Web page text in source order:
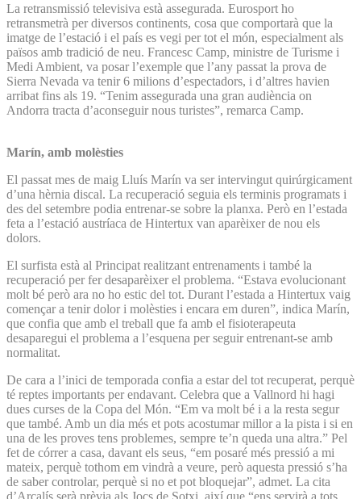
La retransmissió televisiva està assegurada. Eurosport ho
retransmetrà per diversos continents, cosa que comportarà que la
imatge de l’estació i el país es vegi per tot el món, especialment als
països amb tradició de neu. Francesc Camp, ministre de Turisme i
Medi Ambient, va posar l’exemple que l’any passat la prova de
Sierra Nevada va tenir 6 milions d’espectadors, i d’altres havien
arribat fins als 19. “Tenim assegurada una gran audiència on
Andorra tracta d’aconseguir nous turistes”, remarca Camp.
Marín, amb molèsties
El passat mes de maig Lluís Marín va ser intervingut quirúrgicament
d’una hèrnia discal. La recuperació seguia els terminis programats i
des del setembre podia entrenar-se sobre la planxa. Però en l’estada
feta a l’estació austríaca de Hintertux van aparèixer de nou els
dolors.
El surfista està al Principat realitzant entrenaments i també la
recuperació per fer desaparèixer el problema. “Estava evolucionant
molt bé però ara no ho estic del tot. Durant l’estada a Hintertux vaig
començar a tenir dolor i molèsties i encara em duren”, indica Marín,
que confia que amb el treball que fa amb el fisioterapeuta
desaparegui el problema a l’esquena per seguir entrenant-se amb
normalitat.
De cara a l’inici de temporada confia a estar del tot recuperat, perquè
té reptes importants per endavant. Celebra que a Vallnord hi hagi
dues curses de la Copa del Món. “Em va molt bé i a la resta segur
que també. Amb un dia més et pots acostumar millor a la pista i si en
una de les proves tens problemes, sempre te’n queda una altra.” Pel
fet de córrer a casa, davant els seus, “em posaré més pressió a mi
mateix, perquè tothom em vindrà a veure, però aquesta pressió s’ha
de saber controlar, perquè si no et pot bloquejar”, admet. La cita
d’Arcalís serà prèvia als Jocs de Sotxi, així que “ens servirà a tots